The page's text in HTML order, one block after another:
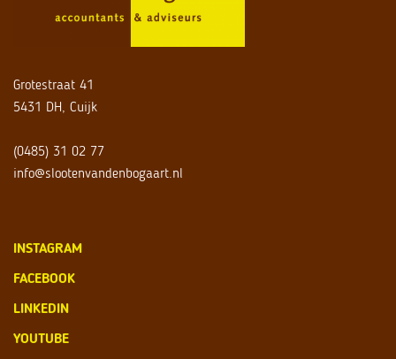
Grotestraat 41
5431 DH, Cuijk
(0485) 31 02 77
info@slootenvandenbogaart.nl
INSTAGRAM
FACEBOOK
LINKEDIN
YOUTUBE